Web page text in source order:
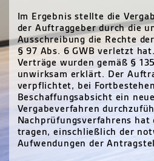
Im Ergebnis stellte die
der Auftraggeber durch die
Ausschreibung die Rechte
§ 97 Abs. 6 GWB verletzt
Verträge wurden gemäß §
unwirksam erklärt. Der
verpflichtet, bei
Beschaffungsabsicht ein
Vergabeverfahren
Nachprüfungsverfahrens hat
tragen, einschließlich der
Aufwendungen der